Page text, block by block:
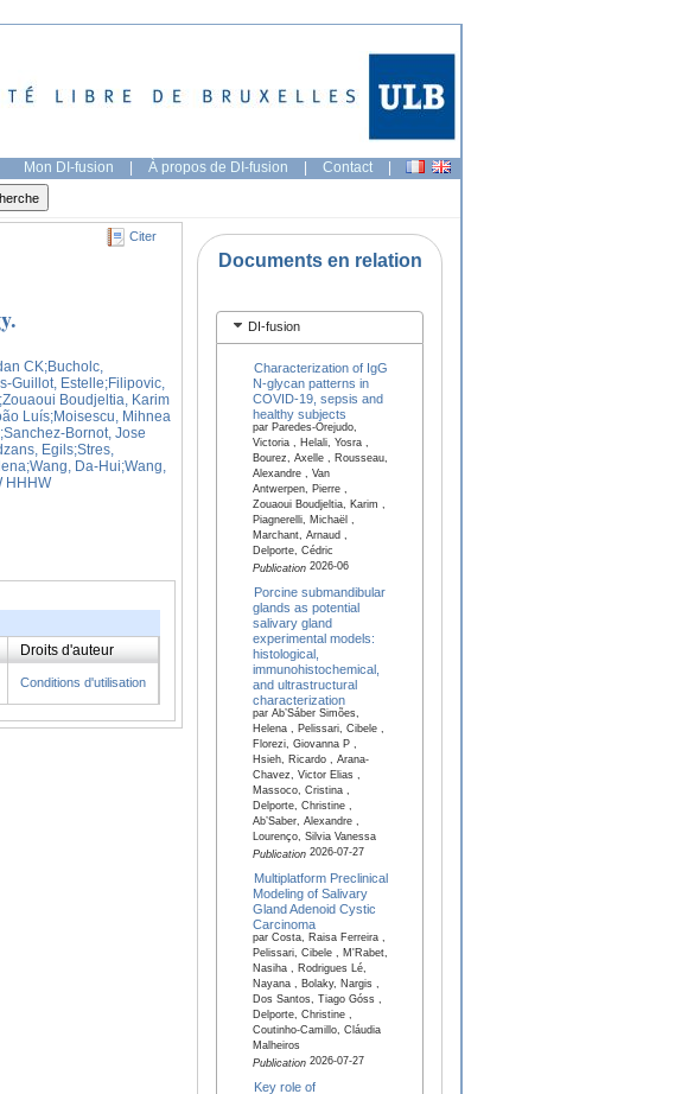
Mon DI-fusion | À propos de DI-fusion | Contact |
Citer
CK;Bucholc,
Guillot, Estelle;Filipovic,
;Zouaoui Boudjeltia, Karim
Luís;Moisescu, Mihnea
;Sanchez-Bornot, Jose
Egils;Stres,
;Wang, Da-Hui;Wang,
HHHW
Droits d'auteur
Conditions d'utilisation
Documents en relation
DI-fusion
Characterization of IgG
N-glycan patterns in
COVID-19, sepsis and
healthy subjects
par Paredes-Orejudo,
Victoria , Helali, Yosra ,
Bourez, Axelle , Rousseau,
Alexandre , Van
Antwerpen, Pierre ,
Zouaoui Boudjeltia, Karim ,
Piagnerelli, Michaël ,
Marchant, Arnaud ,
Delporte, Cédric
Publication2026-06
Porcine submandibular
glands as potential
salivary gland
experimental models:
histological,
immunohistochemical,
and ultrastructural
characterization
par Ab’Sáber Simões,
Helena , Pelissari, Cibele ,
Florezi, Giovanna P ,
Hsieh, Ricardo , Arana-
Chavez, Victor Elias ,
Massoco, Cristina ,
Delporte, Christine ,
Ab’Saber, Alexandre ,
Lourenço, Silvia Vanessa
Publication2026-07-27
Multiplatform Preclinical
Modeling of Salivary
Gland Adenoid Cystic
Carcinoma
par Costa, Raisa Ferreira ,
Pelissari, Cibele , M'Rabet,
Nasiha , Rodrigues Lé,
Nayana , Bolaky, Nargis ,
Dos Santos, Tiago Góss ,
Delporte, Christine ,
Coutinho-Camillo, Cláudia
Malheiros
Publication2026-07-27
Key role of